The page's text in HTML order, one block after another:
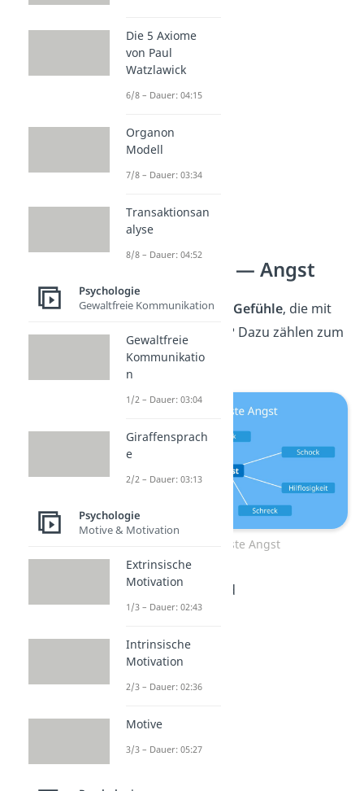
aufgegeben
unglücklich
Gefühle Liste — Angst
Was gibt es alles für Gefühle, die mit
Angst
zu tun haben? Dazu zählen zum
Beispiel:
Gefühle Liste Angst
angstschlotternd
vorsichtig
angespannt
verklemmt
zitternd
besorgt
misstrauisch
Die 5 Axiome
von Paul
Watzlawick
6/8 – Dauer: 04:15
Organon
Modell
7/8 – Dauer: 03:34
Transaktionsan
alyse
8/8 – Dauer: 04:52
Psychologie
Gewaltfreie Kommunikation
Gewaltfreie
Kommunikatio
n
1/2 – Dauer: 03:04
Giraffensprach
e
2/2 – Dauer: 03:13
Psychologie
Motive & Motivation
Extrinsische
Motivation
1/3 – Dauer: 02:43
Intrinsische
Motivation
2/3 – Dauer: 02:36
Motive
3/3 – Dauer: 05:27